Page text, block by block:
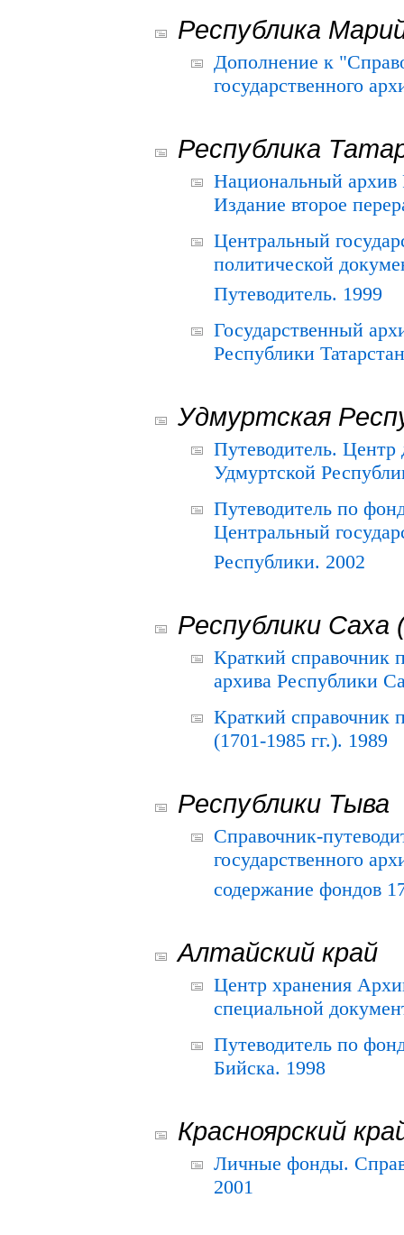
Республика
Дополнение к
государственного
Республика
Национальный архив
Издание второе
Центральный
политической
Путеводитель. 1999
Государственный
Республики
Удмуртская
Путеводитель.
Удмуртской
Путеводитель по
Центральный
Республики. 2002
Республики Саха
Краткий справочник
архива Республики
Краткий
(1701-1985 гг.). 1989
Республики Тыва
Справочник-
государственного
содержание фондов
Алтайский край
Центр хранения
специальной
Путеводитель по
Бийска. 1998
Красноярский
Личные фонды.
2001